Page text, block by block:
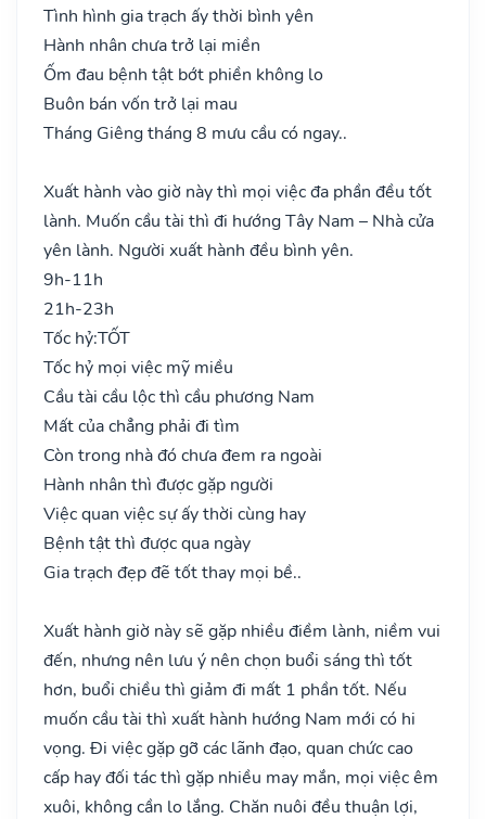
Tình hình gia trạch ấy thời bình yên
Hành nhân chưa trở lại miền
Ốm đau bệnh tật bớt phiền không lo
Buôn bán vốn trở lại mau
Tháng Giêng tháng 8 mưu cầu có ngay..
Xuất hành vào giờ này thì mọi việc đa phần đều tốt
lành. Muốn cầu tài thì đi hướng Tây Nam – Nhà cửa
yên lành. Người xuất hành đều bình yên.
9h-11h
21h-23h
Tốc hỷ:TỐT
Tốc hỷ mọi việc mỹ miều
Cầu tài cầu lộc thì cầu phương Nam
Mất của chẳng phải đi tìm
Còn trong nhà đó chưa đem ra ngoài
Hành nhân thì được gặp người
Việc quan việc sự ấy thời cùng hay
Bệnh tật thì được qua ngày
Gia trạch đẹp đẽ tốt thay mọi bề..
Xuất hành giờ này sẽ gặp nhiều điềm lành, niềm vui
đến, nhưng nên lưu ý nên chọn buổi sáng thì tốt
hơn, buổi chiều thì giảm đi mất 1 phần tốt. Nếu
muốn cầu tài thì xuất hành hướng Nam mới có hi
vọng. Đi việc gặp gỡ các lãnh đạo, quan chức cao
cấp hay đối tác thì gặp nhiều may mắn, mọi việc êm
xuôi, không cần lo lắng. Chăn nuôi đều thuận lợi,